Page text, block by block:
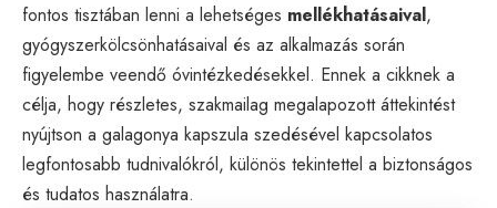
fontos tisztában lenni a lehetséges mellékhatásaival,
gyógyszerkölcsönhatásaival és az alkalmazás során
figyelembe veendő óvintézkedésekkel. Ennek a cikknek a
célja, hogy részletes, szakmailag megalapozott áttekintést
nyújtson a galagonya kapszula szedésével kapcsolatos
legfontosabb tudnivalókról, különös tekintettel a biztonságos
és tudatos használatra.